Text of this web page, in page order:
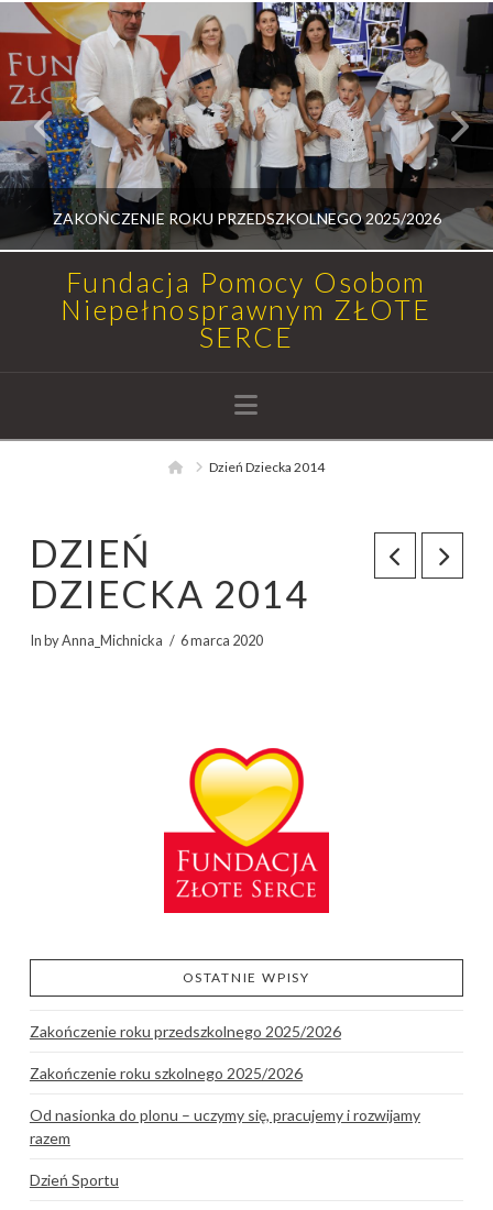
ZAKOŃCZENIE ROKU PRZEDSZKOLNEGO 2025/2026
RADOSŁAW MEDALION
14 LIPCA, 2026
Fundacja Pomocy Osobom
Niepełnosprawnym ZŁOTE
SERCE
Navigation
HomeDzień Dziecka 2014
DZIEŃ
DZIECKA 2014
In by Anna_Michnicka 6 marca 2020
OSTATNIE WPISY
Zakończenie roku przedszkolnego 2025/2026
Zakończenie roku szkolnego 2025/2026
Od nasionka do plonu – uczymy się, pracujemy i rozwijamy
razem
Dzień Sportu